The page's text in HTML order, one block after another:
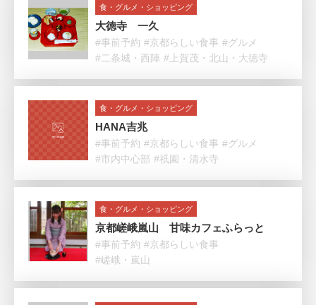
食・グルメ・ショッピング
大徳寺 一久
#事前予約 #京都らしい食事 #グルメ
#二条城・西陣 #上賀茂・北山・大徳寺
食・グルメ・ショッピング
HANA吉兆
#事前予約 #京都らしい食事 #グルメ
#市内中心部 #祇園・清水寺
食・グルメ・ショッピング
京都嵯峨嵐山 甘味カフェふらっと
#事前予約 #京都らしい食事
#嵯峨・嵐山